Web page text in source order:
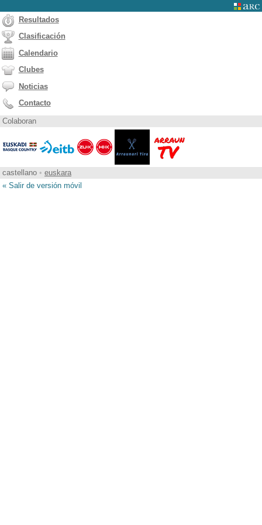
Resultados
Clasificación
Calendario
Clubes
Noticias
Contacto
Colaboran
castellano • euskara
« Salir de versión móvil